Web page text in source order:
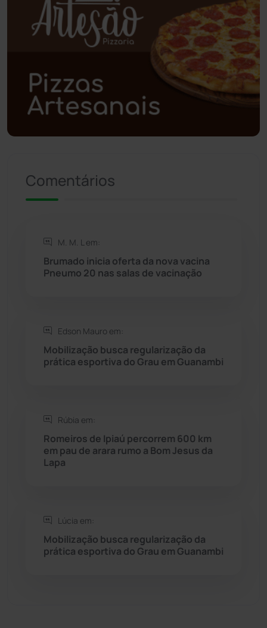
Polícia Civil (58)
(27)
Política (03)
Rio de Contas
Rio do Pires
Sebastião Laranjeiras
Sudoeste Baiano
Tanhaçu (426)
Tecnologia
Urandi (157)
Comentários
M. M. L em:
Brumado inicia oferta da nova vacina
Pneumo 20 nas salas de vacinação
Edson Mauro em:
Mobilização busca regularização da
prática esportiva do Grau em Guanambi
Rúbia em:
Romeiros de Ipiaú percorrem 600 km
em pau de arara rumo a Bom Jesus da
Lapa
Lúcia em:
Mobilização busca regularização da
prática esportiva do Grau em Guanambi